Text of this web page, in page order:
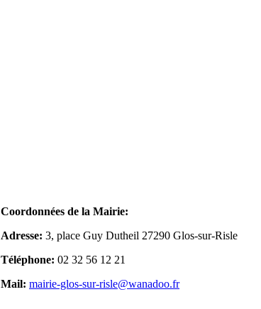
Coordonnées de la Mairie:
Adresse: 3, place Guy Dutheil 27290 Glos-sur-Risle
Téléphone: 02 32 56 12 21
Mail: mairie-glos-sur-risle@wanadoo.fr